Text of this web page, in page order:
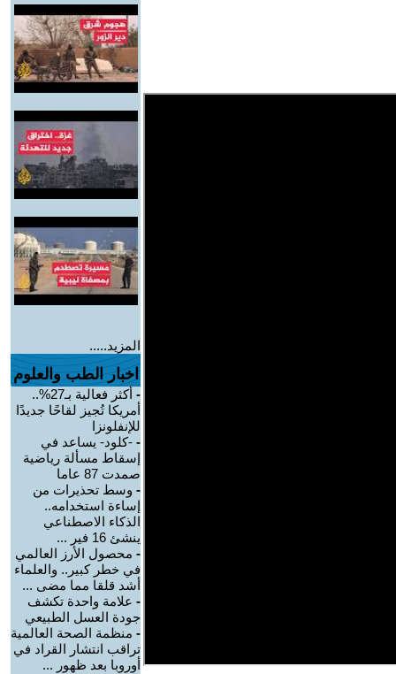
المزيد.....
اخبار الطب والعلوم
-
أكثر فعالية بـ27%..
أمريكا تُجيز لقاحًا جديدًا
للإنفلونزا
- -كلود- يساعد في
إسقاط مسألة رياضية
صمدت 87 عاما
- وسط تحذيرات من
إساءة استخدامه..
الذكاء الاصطناعي
ينشئ 16 فير ...
- محصول الأرز العالمي
في خطر كبير.. والعلماء
أشد قلقا مما مضى ...
- علامة واحدة تكشف
جودة العسل الطبيعي
- منظمة الصحة العالمية
تراقب انتشار القراد في
أوروبا بعد ظهور ...